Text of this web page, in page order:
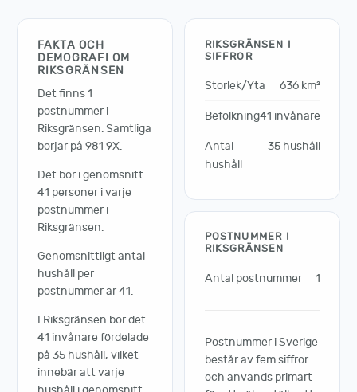
FAKTA OCH
DEMOGRAFI OM
RIKSGRÄNSEN
Det finns 1
postnummer i
Riksgränsen. Samtliga
börjar på 981 9X.
Det bor i genomsnitt
41 personer i varje
postnummer i
Riksgränsen.
Genomsnittligt antal
hushåll per
postnummer är 41.
I Riksgränsen bor det
41 invånare fördelade
på 35 hushåll, vilket
innebär att varje
RIKSGRÄNSEN I
SIFFROR
Storlek/Yta 636 km²
Befolkning41 invånare
Antal
hushåll
35 hushåll
POSTNUMMER I
RIKSGRÄNSEN
Antal postnummer 1
Postnummer i Sverige
består av fem siffror
och används primärt